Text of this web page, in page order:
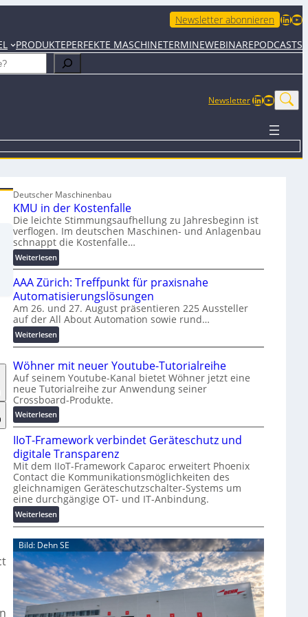
Newsletter abonnieren LinkedIn YouTube
PRODUKTEPERFEKTE MASCHINETERMINEWEBINAREPODCASTS
NewsletterLinkedIn
Deutscher Maschinenbau
KMU in der Kostenfalle
Die leichte Stimmungsaufhellung zu Jahresbeginn ist
verflogen. Im deutschen Maschinen- und Anlagenbau
schnappt die Kostenfalle…
Weiterlesen:
K
M
U
i
n
d
e
K
o
s
t
e
n
f
a
l
e
AAA Zürich: Treffpunkt für praxisnahe
Automatisierungslösungen
Am 26. und 27. August präsentieren 225 Aussteller
auf der All About Automation sowie rund…
Weiterlesen:
A
A
Z
ü
r
i
h
:
T
r
e
f
f
u
n
k
t
f
Wöhner mit neuer Youtube-Tutorialreihe
Auf seinem Youtube-Kanal bietet Wöhner jetzt eine
neue Tutorialreihe zur Anwendung seiner
Crossboard-Produkte.
Weiterlesen:
W
ö
h
n
e
r
m
i
t
n
e
u
e
r
Y
o
IIoT-Framework verbindet Geräteschutz und
digitale Transparenz
Mit dem IIoT-Framework Caparoc erweitert Phoenix
Contact die Kommunikationsmöglichkeiten des
gleichnamigen Geräteschutzschalter-Systems um
eine durchgängige OT- und IT-Anbindung.
Weiterlesen:
I
I
o
T
-
F
r
a
Bild: Dehn SE